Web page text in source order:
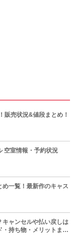
販売状況&値段まとめ！
空室情報・予約状況
め一覧！最新作のキャス
キャンセルや払い戻しは
持ち物・メリットまと